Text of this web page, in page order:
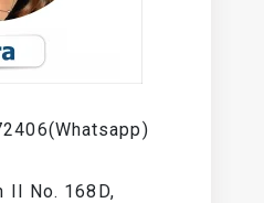
II No. 168D,